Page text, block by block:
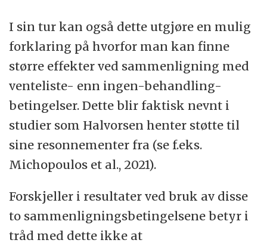
I sin tur kan også dette utgjøre en mulig
forklaring på hvorfor man kan finne
større effekter ved sammenligning med
venteliste- enn ingen-behandling-
betingelser. Dette blir faktisk nevnt i
studier som Halvorsen henter støtte til
sine resonnementer fra (se f.eks.
Michopoulos et al., 2021).
Forskjeller i resultater ved bruk av disse
to sammenligningsbetingelsene betyr i
tråd med dette ikke at